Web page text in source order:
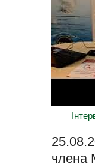
члена